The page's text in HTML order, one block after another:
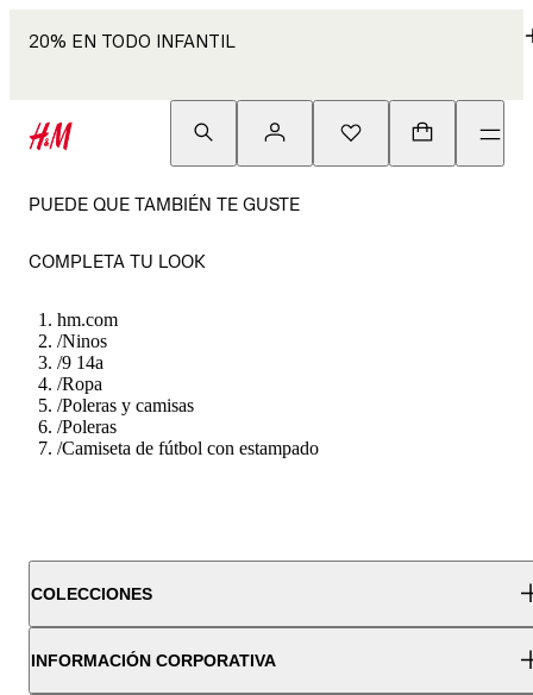
20% EN TODO INFANTIL
PUEDE QUE TAMBIÉN TE GUSTE
COMPLETA TU LOOK
hm.com
/Ninos
/9 14a
/Ropa
/Poleras y camisas
/Poleras
/Camiseta de fútbol con estampado
COLECCIONES
INFORMACIÓN CORPORATIVA